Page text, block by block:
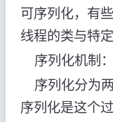
可序列化，有
线程的类与特
序列化机制：
序列化分为两
序列化是这个